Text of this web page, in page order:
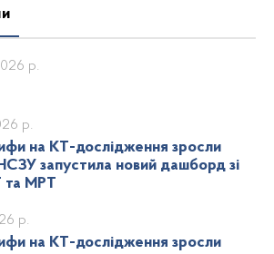
р.
на КТ-дослідження зросли
запустила новий дашборд зі
та МРТ
р.
на КТ-дослідження зросли
р.